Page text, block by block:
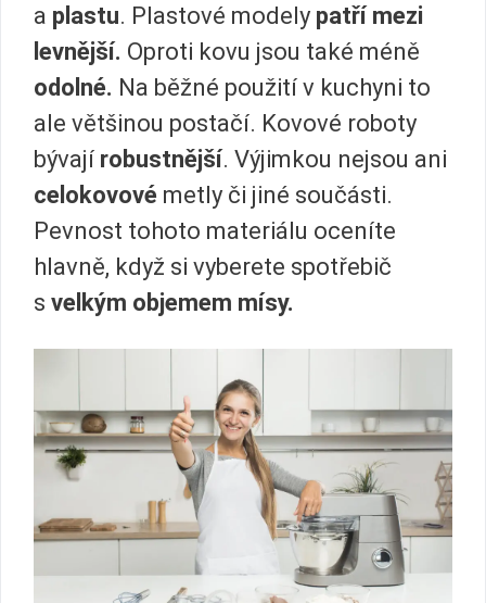
a plastu. Plastové modely patří mezi
levnější. Oproti kovu jsou také méně
odolné. Na běžné použití v kuchyni to
ale většinou postačí. Kovové roboty
bývají robustnější. Výjimkou nejsou ani
celokovové metly či jiné součásti.
Pevnost tohoto materiálu oceníte
hlavně, když si vyberete spotřebič
s velkým objemem mísy.